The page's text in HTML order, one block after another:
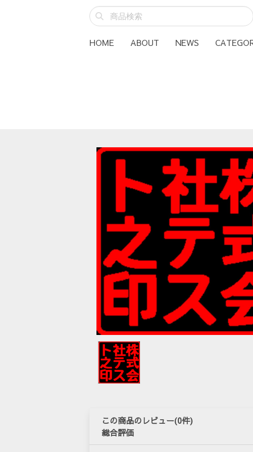
HOME ABOUT NEWS
この商品のレビュー(0件)
総合評価